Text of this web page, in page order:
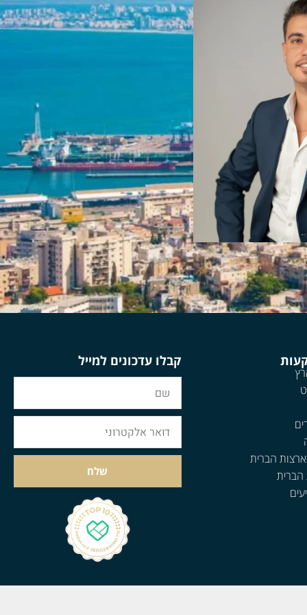
הברית
הברית
קבלו עדכונים למייל
שלח